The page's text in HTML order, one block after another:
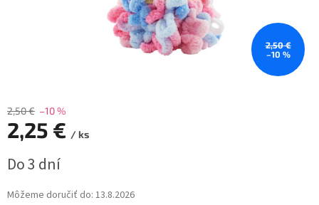
2,50 €
–10 %
2,50 € –10 %
2,25 € / ks
cena:
Do 3 dní
Môžeme doručiť do: 13.8.2026